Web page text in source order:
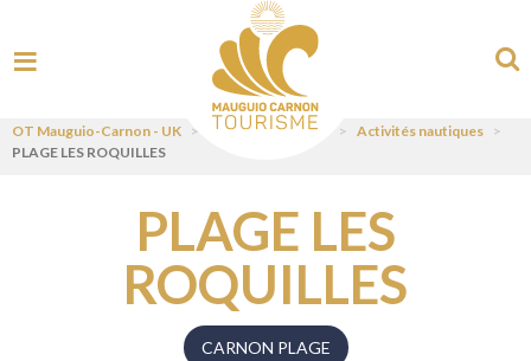
OT Mauguio-Carnon - UK > Visit > Pratiquer > Activités nautiques >
PLAGE LES ROQUILLES
PLAGE LES
ROQUILLES
CARNON PLAGE